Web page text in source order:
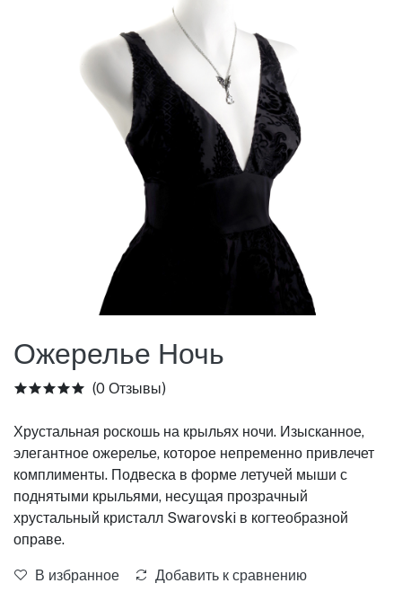
Ожерелье Ночь
(0 Отзывы)
Хрустальная роскошь на крыльях ночи. Изысканное,
элегантное ожерелье, которое непременно привлечет
комплименты. Подвеска в форме летучей мыши с
поднятыми крыльями, несущая прозрачный
хрустальный кристалл Swarovski в когтеобразной
оправе.
В избранное Добавить к сравнению